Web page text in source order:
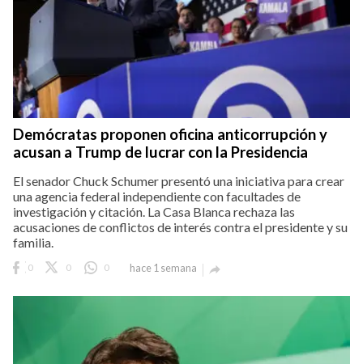
Demócratas proponen oficina anticorrupción y
acusan a Trump de lucrar con la Presidencia
El senador Chuck Schumer presentó una iniciativa para crear
una agencia federal independiente con facultades de
investigación y citación. La Casa Blanca rechaza las
acusaciones de conflictos de interés contra el presidente y su
familia.
0 0 0 hace 1 semana 